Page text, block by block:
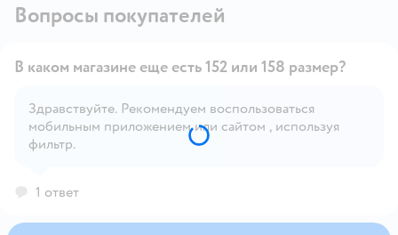
Вопросы покупателей
Открыть вопрос
В каком магазине еще есть 152 или 158 размер?
Здравствуйте. Рекомендуем воспользоваться
мобильным приложением или сайтом , используя
фильтр.
1 ответ